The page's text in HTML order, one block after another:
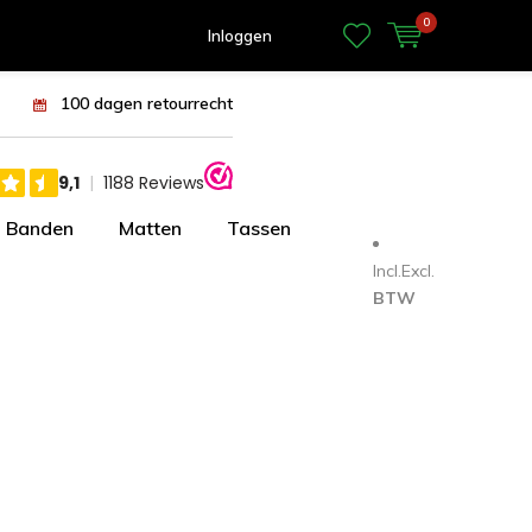
Inloggen
0
100 dagen retourrecht
Banden Matten Tassen
Incl.Excl.
BTW